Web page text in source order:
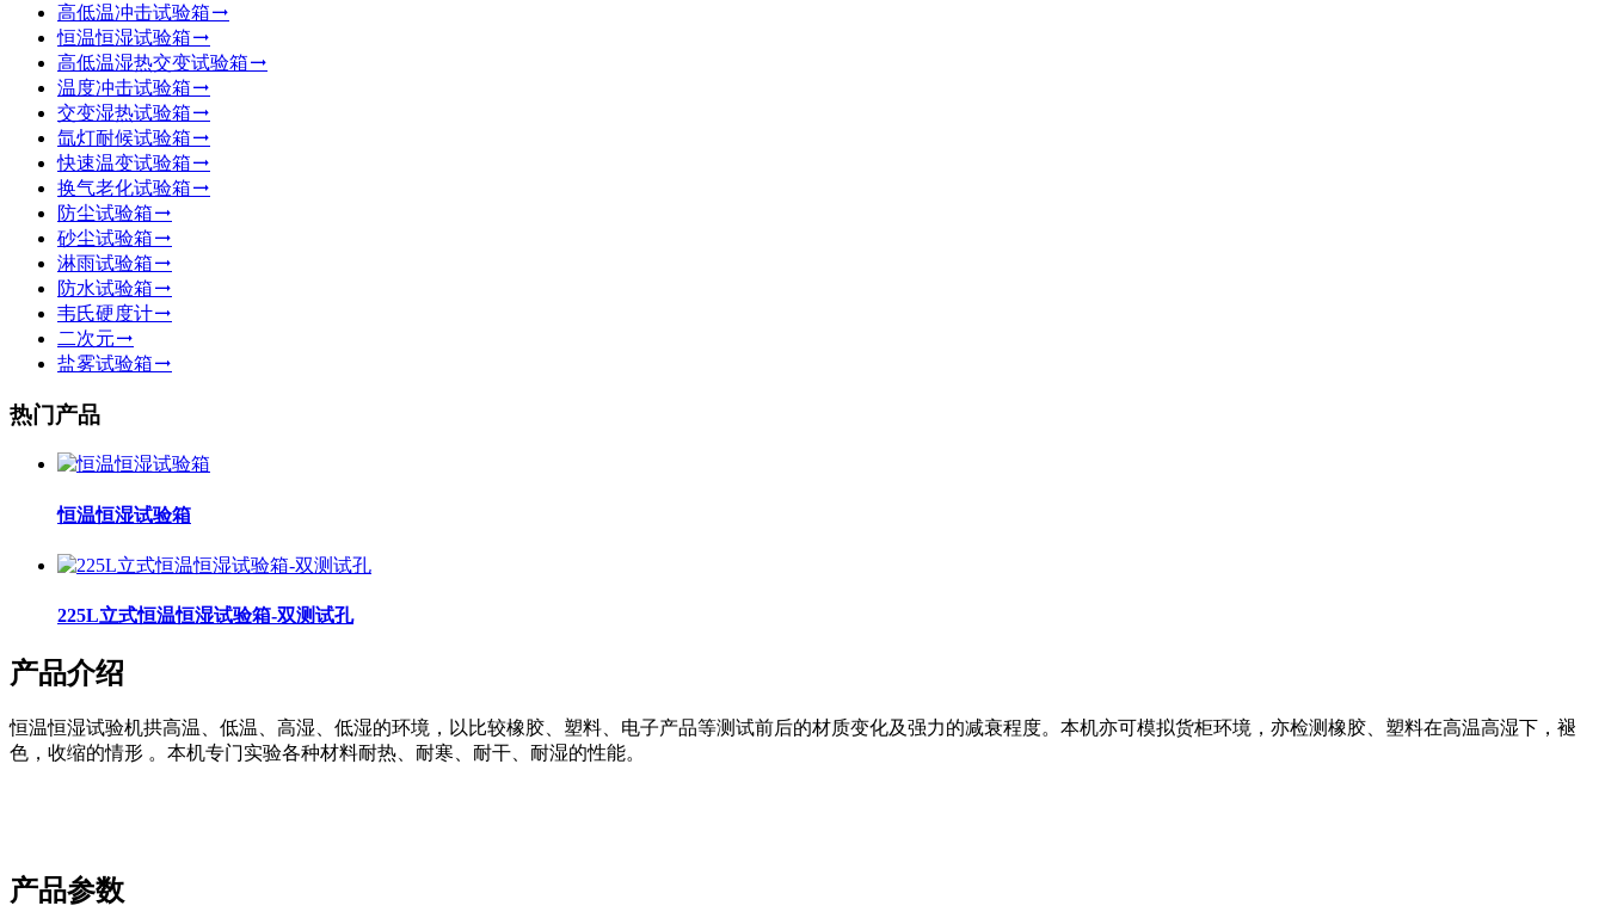
高低温冲击试验箱
恒温恒湿试验箱
高低温湿热交变试验箱
温度冲击试验箱
交变湿热试验箱
氙灯耐候试验箱
快速温变试验箱
换气老化试验箱
防尘试验箱
砂尘试验箱
淋雨试验箱
防水试验箱
韦氏硬度计
二次元
盐雾试验箱
热门产品
恒温恒湿试验箱
225L立式恒温恒湿试验箱-双测试孔
产品介绍
恒温恒湿试验机拱高温、低温、高湿、低湿的环境，以比较橡胶、塑料、电子产品等测试前后的材质变化及强力的减衰程度。本机亦可模拟货柜环境，亦检测橡胶、塑料在高温高湿下，褪
色，收缩的情形 。本机专门实验各种材料耐热、耐寒、耐干、耐湿的性能。
产品参数